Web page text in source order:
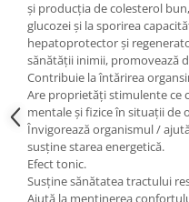
și producția de colesterol
glucozei și la sporirea
hepatoprotector și
sănătății inimii, promovează
Contribuie la întărirea
Are proprietăți stimulente ce
mentale și fizice în situații de
Învigorează organismul /
susține starea energetică.
Efect tonic.
Susține sănătatea tractului
Ajută la menținerea